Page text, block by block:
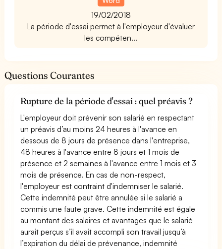
19/02/2018
La période d'essai permet à l'employeur d'évaluer
les compéten...
Questions Courantes
Rupture de la période d'essai : quel préavis ?
L'employeur doit prévenir son salarié en respectant
un préavis d’au moins 24 heures à l'avance en
dessous de 8 jours de présence dans l'entreprise,
48 heures à l'avance entre 8 jours et 1 mois de
présence et 2 semaines à l'avance entre 1 mois et 3
mois de présence. En cas de non-respect,
l'employeur est contraint d'indemniser le salarié.
Cette indemnité peut être annulée si le salarié a
commis une faute grave. Cette indemnité est égale
au montant des salaires et avantages que le salarié
aurait perçus s’il avait accompli son travail jusqu’à
l’expiration du délai de prévenance, indemnité